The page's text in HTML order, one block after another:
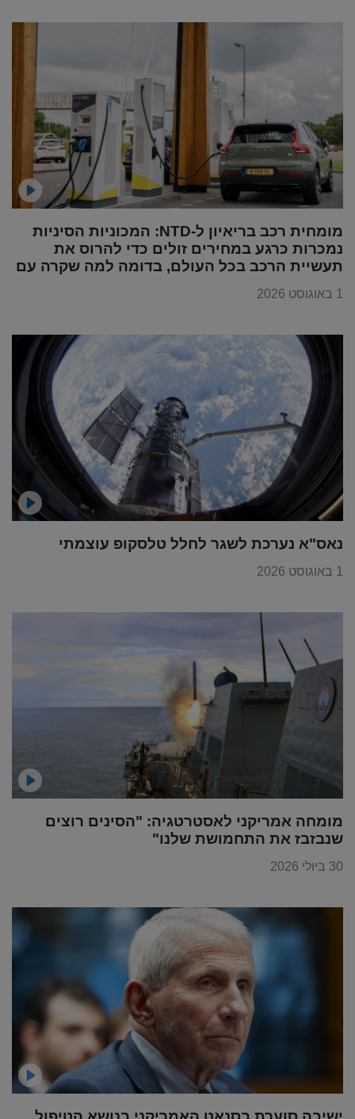
מומחית רכב בריאיון ל-NTD: המכוניות הסיניות
נמכרות כרגע במחירים זולים כדי להרוס את
תעשיית הרכב בכל העולם, בדומה למה שקרה עם
1 באוגוסט 2026
נאס"א נערכת לשגר לחלל טלסקופ עוצמתי
1 באוגוסט 2026
מומחה אמריקני לאסטרטגיה: "הסינים רוצים
שנבזבז את התחמושת שלנו"
30 ביולי 2026